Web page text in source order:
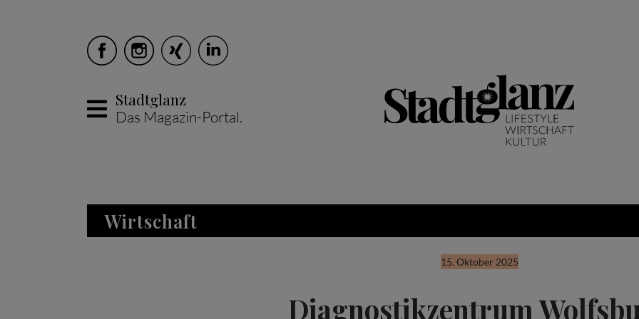
Stadtglanz
Das Magazin-Portal.
Wirtschaft
15. Oktober 2025
Diagnostikzentrum